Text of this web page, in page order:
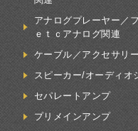
アナログプレーヤー／
ｅｔｃアナログ関連
ケーブル／アクセサリ
スピーカー/オーディオ
セパレートアンプ
プリメインアンプ